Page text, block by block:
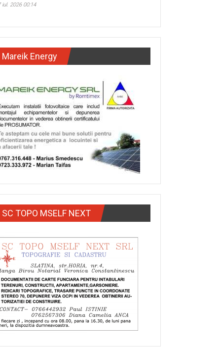
iul. 2026 00:14
Mareik Energy
SC TOPO MSELF NEXT